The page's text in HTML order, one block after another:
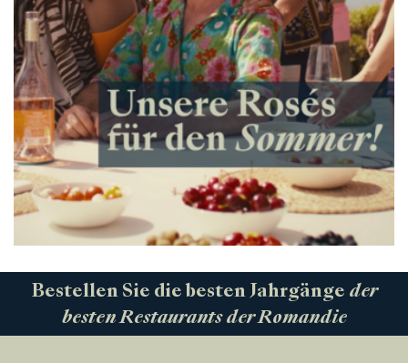
Bestellen Sie die besten Jahrgänge der
besten Restaurants der Romandie